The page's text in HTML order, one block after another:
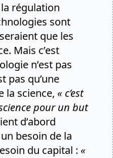
régulation
sont
que les
Mais c’est
n’est pas
pas qu’une
la science, « c’est
pour un but
d’abord
besoin de la
du capital : «